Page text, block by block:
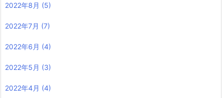
2022年8月 (5)
2022年7月 (7)
2022年6月 (4)
2022年5月 (3)
2022年4月 (4)